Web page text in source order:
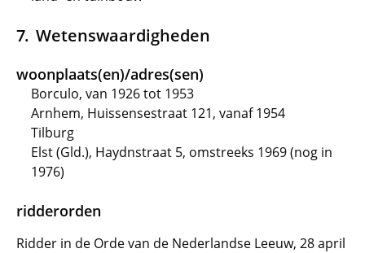
Wetenswaardigheden
woonplaats(en)/adres(sen)
Borculo, van 1926 tot 1953
Arnhem, Huissensestraat 121, vanaf 1954
Tilburg
Elst (Gld.), Haydnstraat 5, omstreeks 1969 (nog in
1976)
ridderorden
Ridder in de Orde van de Nederlandse Leeuw, 28 april